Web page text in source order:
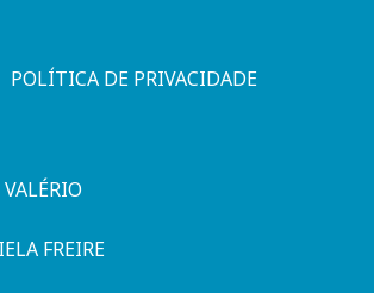
POLÍTICA DE PRIVACIDADE
VALÉRIO
FREIRE